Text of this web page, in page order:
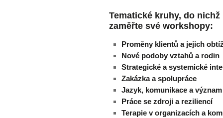
Tematické kruhy, do nichž
zaměřte své workshopy:
Proměny klientů a jejich
Nové podoby vztahů a rodin
Strategické a systemické
Zakázka a spolupráce
Jazyk, komunikace a význam
Práce se zdroji a reziliencí
Terapie v organizacích a